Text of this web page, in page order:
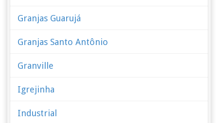
Granjas Guarujá
Granjas Santo Antônio
Granville
Igrejinha
Industrial